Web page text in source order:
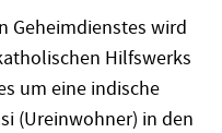
Geheimdienstes wird
Hilfswerks
um eine indische
(Ureinwohner) in den